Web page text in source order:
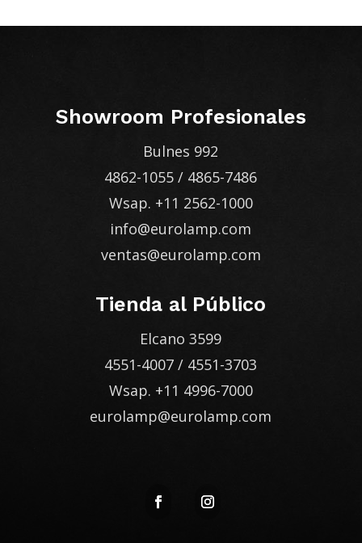
Showroom Profesionales
Bulnes 992
4862-1055 / 4865-7486
Wsap. +11 2562-1000
info@eurolamp.com
ventas@eurolamp.com
Tienda al Público
Elcano 3599
4551-4007 / 4551-3703
Wsap. +11 4996-7000
eurolamp@eurolamp.com